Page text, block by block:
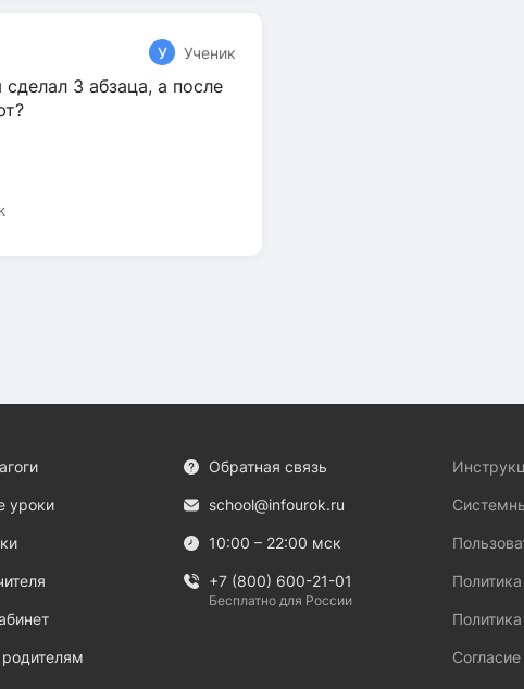
У Ученик
3 абзаца, а после
уроки
Обратная связь
school@infourok.ru
10:00 – 22:00 мск
+7 (800) 600-21-01
Бесплатно для России